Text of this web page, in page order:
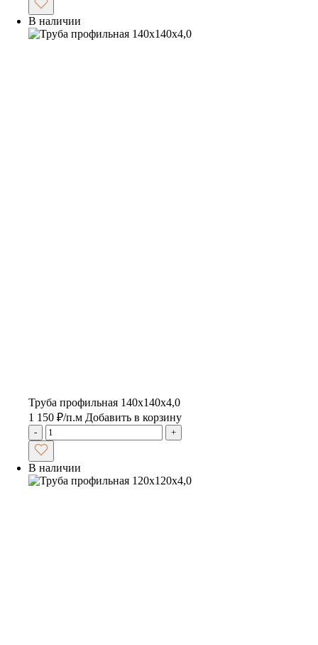
В наличии
Труба профильная 140х140х4,0
1 150 ₽/п.м Добавить в корзину
- +
В наличии